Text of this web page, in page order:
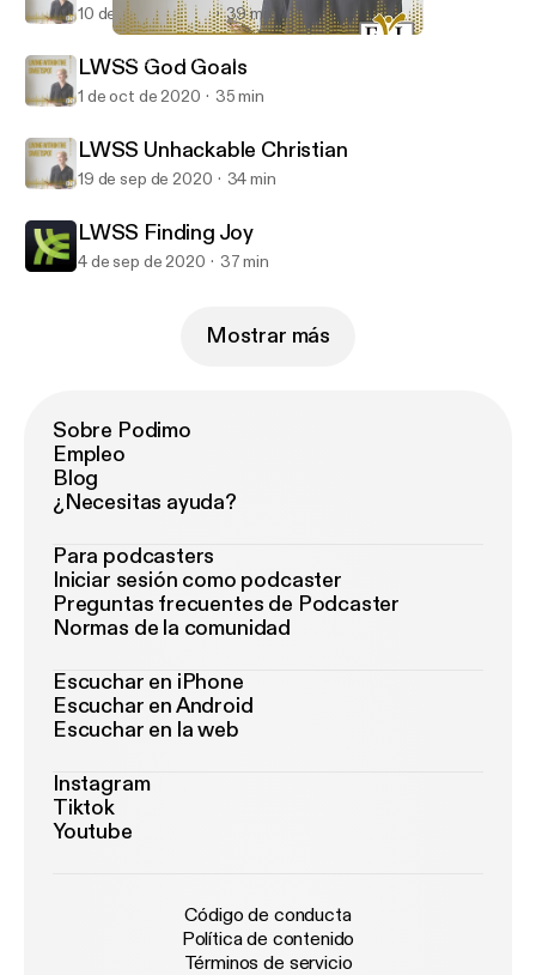
Living Within the Sweet Spot with Niccie Kliegl
10 de oct de 2020 39 min
LWSS God Goals
1 de oct de 2020 35 min
LWSS Unhackable Christian
19 de sep de 2020 34 min
LWSS Finding Joy
4 de sep de 2020 37 min
Mostrar más
Sobre Podimo
Empleo
Blog
¿Necesitas ayuda?
Para podcasters
Iniciar sesión como podcaster
Preguntas frecuentes de Podcaster
Normas de la comunidad
Escuchar en iPhone
Escuchar en Android
Escuchar en la web
Instagram
Tiktok
Youtube
Código de conducta
Política de contenido
Términos de servicio